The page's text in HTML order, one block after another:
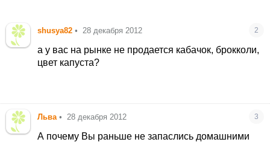
shusya82 • 28 декабря 2012 2
а у вас на рынке не продается кабачок, брокколи,
цвет капуста?
Льва • 28 декабря 2012 3
А почему Вы раньше не запаслись домашними